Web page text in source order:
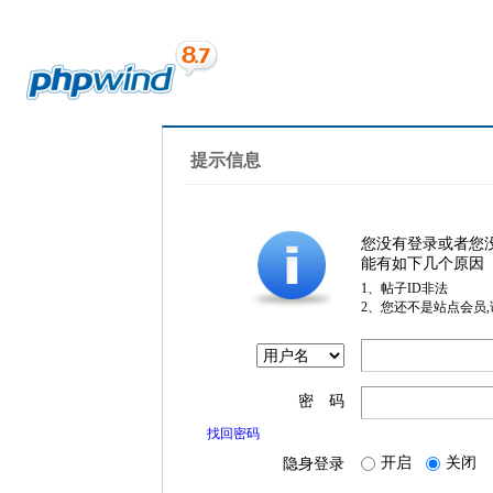
提示信息
您没有登录或者您
能有如下几个原因
1、帖子ID非法
2、您还不是站点会员
密 码
找回密码
隐身登录 开启 关闭